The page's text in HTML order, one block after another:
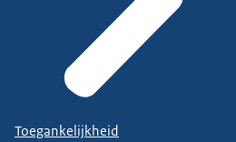
Toegankelijkheid